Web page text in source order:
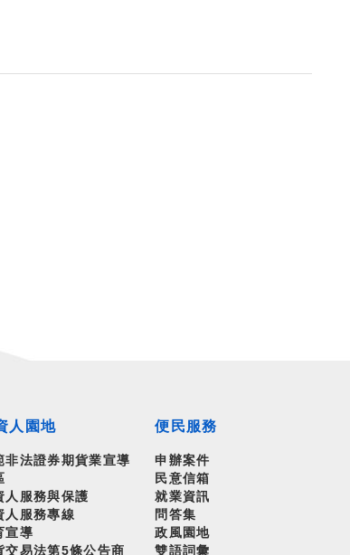
人園地
非法證券期貨業宣導
人服務與保護
人服務專線
宣導
交易法第5條公告商
便民服務
申辦案件
民意信箱
就業資訊
問答集
政風園地
雙語詞彙